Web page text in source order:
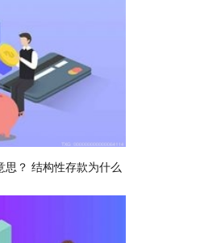
思？ 结构性存款为什么